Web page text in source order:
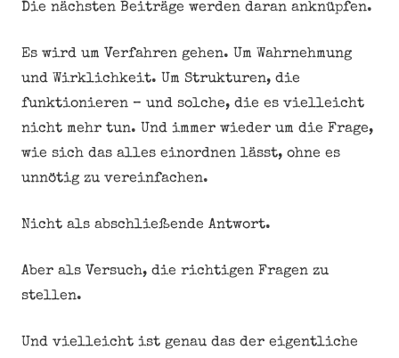
Die nächsten Beiträge werden daran anknüpfen.
Es wird um Verfahren gehen. Um Wahrnehmung
und Wirklichkeit. Um Strukturen, die
funktionieren – und solche, die es vielleicht
nicht mehr tun. Und immer wieder um die Frage,
wie sich das alles einordnen lässt, ohne es
unnötig zu vereinfachen.
Nicht als abschließende Antwort.
Aber als Versuch, die richtigen Fragen zu
stellen.
Und vielleicht ist genau das der eigentliche